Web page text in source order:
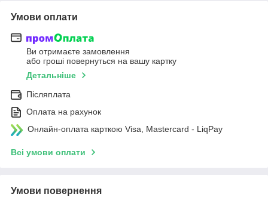
Умови оплати
Ви отримаєте замовлення
або гроші повернуться на вашу картку
Детальніше
Післяплата
Оплата на рахунок
Онлайн-оплата карткою Visa, Mastercard - LiqPay
Всі умови оплати
Умови повернення